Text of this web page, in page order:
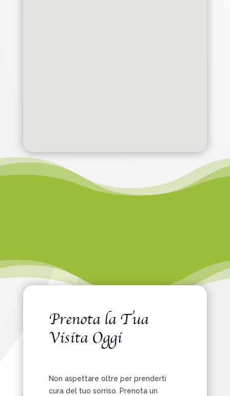
Prenota la Tua
Visita Oggi
Non aspettare oltre per prenderti
cura del tuo sorriso. Prenota un